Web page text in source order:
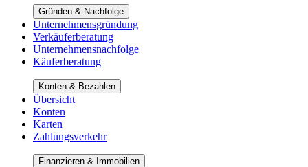
Gründen & Nachfolge
Unternehmensgründung
Verkäuferberatung
Unternehmensnachfolge
Käuferberatung
Konten & Bezahlen
Übersicht
Konten
Karten
Zahlungsverkehr
Finanzieren & Immobilien